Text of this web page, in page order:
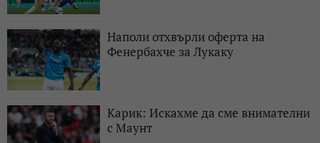
Наполи отхвърли оферта на
Фенербахче за Лукаку
Карик: Искахме да сме внимателни
с Маунт